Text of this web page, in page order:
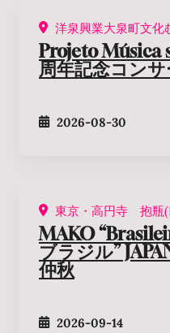
洋泉興業大泉町文
Projeto Música
周年記念コンサ
2026-08-30
東京・高円寺 抱瓶
MAKO
ブラジル”
仲秋
2026-09-14